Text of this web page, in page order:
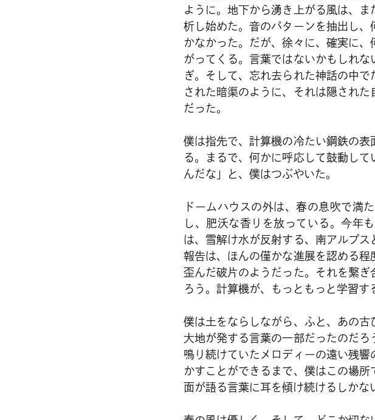
ように。地下から湧き上がる風は、
析し始めた。音のパターンを抽出し
かなかった。だが、徐々に、確実に
がってくる。言葉ではないかもしれ
ぎ。そして、忘れ去られた神話の中
された暗渠のように、それは隠され
だった。
僕は指先で、計算機の冷たい鋼鉄の表
る。まるで、何かに呼応して鼓動し
んだな」と、僕はつぶやいた。
ドームハウスの外は、春の息吹で満
し、肥沃な香りを放っている。今年
は、雪解け水が反射する、南アルプ
報告は、ほんの僅かな進展を認める程
歪んだ破片のようだった。それを繋
ろう。計算機が、もっともっと学習す
僕は土をならしながら、ふと、あの古
大地が発する言葉の一部だったのだ
鳴り続けていたメロディーの遠い残
かすことができるまで、僕はこの場
面が語る言葉に耳を傾け続けるしかな